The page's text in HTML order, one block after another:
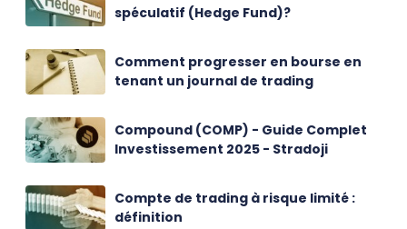
spéculatif (Hedge Fund)?
Comment progresser en bourse en
tenant un journal de trading
Compound (COMP) - Guide Complet
Investissement 2025 - Stradoji
Compte de trading à risque limité :
définition